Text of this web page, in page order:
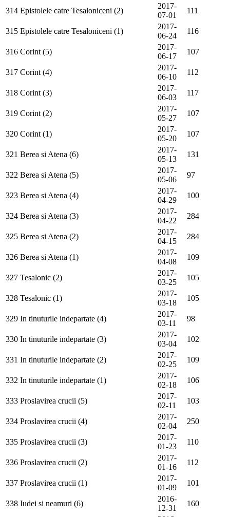
314 Epistolele catre Tesaloniceni (2)
2017-
07-01
111
315 Epistolele catre Tesaloniceni (1)
2017-
06-24
116
316 Corint (5)
2017-
06-17
107
317 Corint (4)
2017-
06-10
112
318 Corint (3)
2017-
06-03
117
319 Corint (2)
2017-
05-27
107
320 Corint (1)
2017-
05-20
107
321 Berea si Atena (6)
2017-
05-13
131
322 Berea si Atena (5)
2017-
05-06
97
323 Berea si Atena (4)
2017-
04-29
100
324 Berea si Atena (3)
2017-
04-22
284
325 Berea si Atena (2)
2017-
04-15
284
326 Berea si Atena (1)
2017-
04-08
109
327 Tesalonic (2)
2017-
03-25
105
328 Tesalonic (1)
2017-
03-18
105
329 In tinuturile indepartate (4)
2017-
03-11
98
330 In tinuturile indepartate (3)
2017-
03-04
102
331 In tinuturile indepartate (2)
2017-
02-25
109
332 In tinuturile indepartate (1)
2017-
02-18
106
333 Proslavirea crucii (5)
2017-
02-11
103
334 Proslavirea crucii (4)
2017-
02-04
250
335 Proslavirea crucii (3)
2017-
01-23
110
336 Proslavirea crucii (2)
2017-
01-16
112
337 Proslavirea crucii (1)
2017-
01-09
101
338 Iudei si neamuri (6)
2016-
12-31
160